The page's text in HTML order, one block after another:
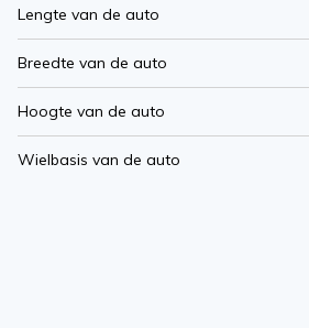
Lengte van de auto
Breedte van de auto
Hoogte van de auto
Wielbasis van de auto